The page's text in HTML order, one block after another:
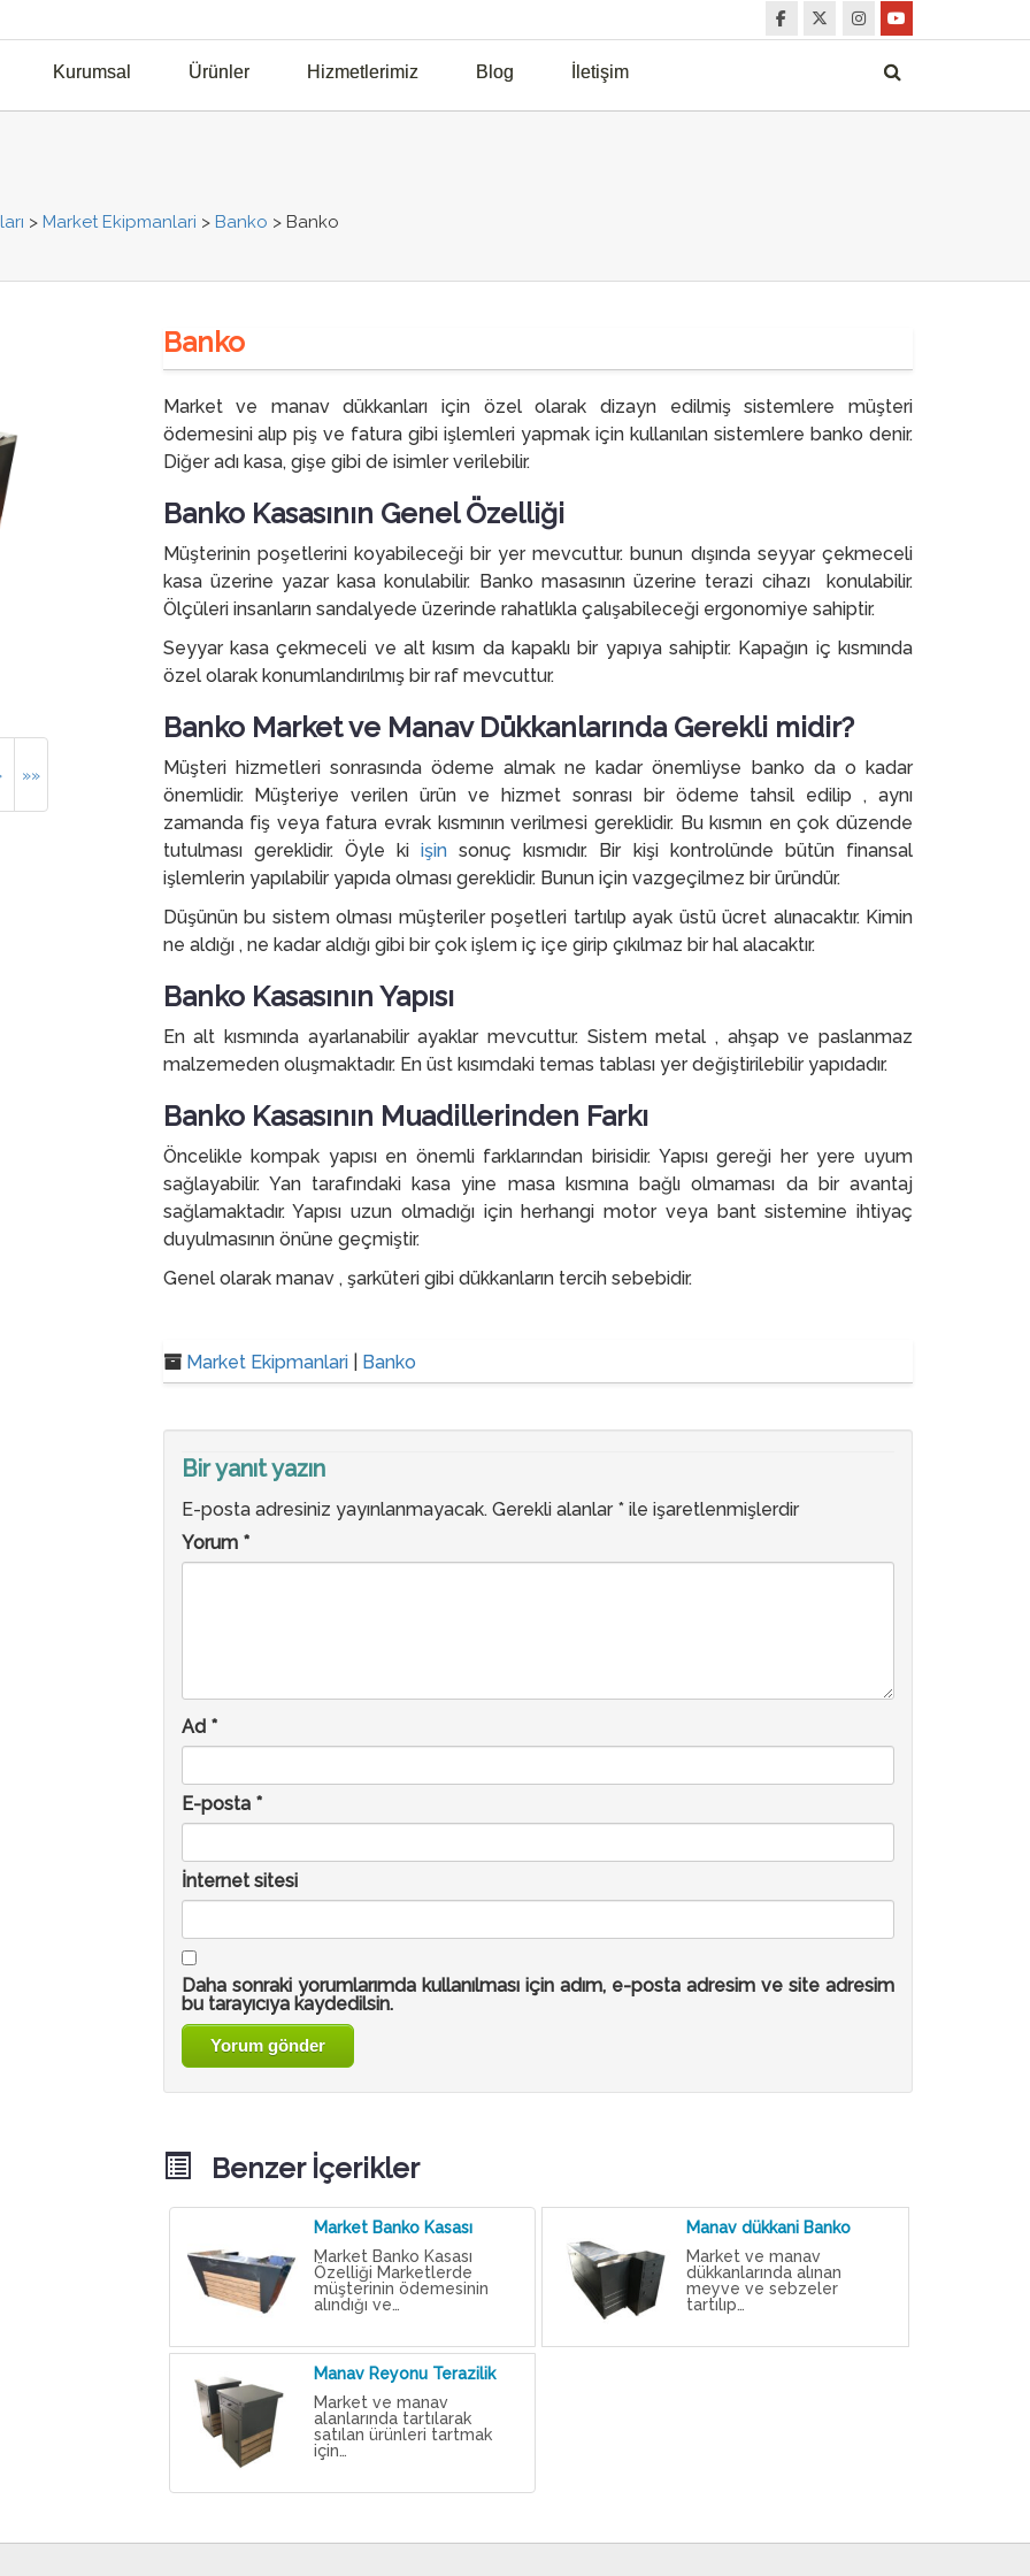
Kurumsal Ürünler Hizmetlerimiz Blog İletişim
> Market Ekipmanlari > Banko > Banko
»»
Banko
Market ve manav dükkanları için özel olarak dizayn edilmiş sistemlere müşteri
ödemesini alıp piş ve fatura gibi işlemleri yapmak için kullanılan sistemlere banko denir.
Diğer adı kasa, gişe gibi de isimler verilebilir.
Banko Kasasının Genel Özelliği
Müşterinin poşetlerini koyabileceği bir yer mevcuttur. bunun dışında seyyar çekmeceli
kasa üzerine yazar kasa konulabilir. Banko masasının üzerine terazi cihazı konulabilir.
Ölçüleri insanların sandalyede üzerinde rahatlıkla çalışabileceği ergonomiye sahiptir.
Seyyar kasa çekmeceli ve alt kısım da kapaklı bir yapıya sahiptir. Kapağın iç kısmında
özel olarak konumlandırılmış bir raf mevcuttur.
Banko Market ve Manav Dükkanlarında Gerekli midir?
Müşteri hizmetleri sonrasında ödeme almak ne kadar önemliyse banko da o kadar
önemlidir. Müşteriye verilen ürün ve hizmet sonrası bir ödeme tahsil edilip , aynı
zamanda fiş veya fatura evrak kısmının verilmesi gereklidir. Bu kısmın en çok düzende
tutulması gereklidir. Öyle kiişin sonuç kısmıdır. Bir kişi kontrolünde bütün finansal
işlemlerin yapılabilir yapıda olması gereklidir. Bunun için vazgeçilmez bir üründür.
Düşünün bu sistem olması müşteriler poşetleri tartılıp ayak üstü ücret alınacaktır. Kimin
ne aldığı , ne kadar aldığı gibi bir çok işlem iç içe girip çıkılmaz bir hal alacaktır.
Banko Kasasının Yapısı
En alt kısmında ayarlanabilir ayaklar mevcuttur. Sistem metal , ahşap ve paslanmaz
malzemeden oluşmaktadır. En üst kısımdaki temas tablası yer değiştirilebilir yapıdadır.
Banko Kasasının Muadillerinden Farkı
Öncelikle kompak yapısı en önemli farklarından birisidir. Yapısı gereği her yere uyum
sağlayabilir. Yan tarafındaki kasa yine masa kısmına bağlı olmaması da bir avantaj
sağlamaktadır. Yapısı uzun olmadığı için herhangi motor veya bant sistemine ihtiyaç
duyulmasının önüne geçmiştir.
Genel olarak manav , şarküteri gibi dükkanların tercih sebebidir.
Market Ekipmanlari| Banko
Bir yanıt yazın
E-posta adresiniz yayınlanmayacak. Gerekli alanlar *ile işaretlenmişlerdir
Yorum *
Ad *
E-posta *
İnternet sitesi
Daha sonraki yorumlarımda kullanılması için adım, e-posta adresim ve site adresim
bu tarayıcıya kaydedilsin.
Benzer İçerikler
Market Banko Kasası
Market Banko Kasası
Özelliği Marketlerde
müşterinin ödemesinin
alındığı ve…
Manav dükkani Banko
Market ve manav
dükkanlarında alınan
meyve ve sebzeler
tartılıp…
Manav Reyonu Terazilik
Market ve manav
alanlarında tartılarak
satılan ürünleri tartmak
için…